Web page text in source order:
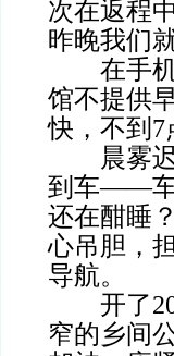
次在返程
昨晚我们
在手机
馆不提供
快，不到7
晨雾迟
到车——车
还在酣睡
心吊胆，
导航。
开了20
窄的乡间